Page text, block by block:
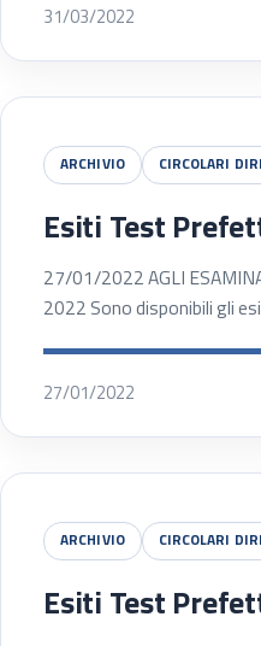
31/03/2022
ARCHIVIO CIRCOLARI
Esiti Test
27/01/2022 AGLI
2022 Sono disponibili gli
27/01/2022
ARCHIVIO CIRCOLARI
Esiti Test